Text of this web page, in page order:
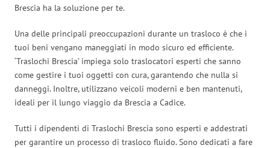
Brescia ha la soluzione per te.
Una delle principali preoccupazioni durante un trasloco è che i
tuoi beni vengano maneggiati in modo sicuro ed efficiente.
‘Traslochi Brescia’ impiega solo traslocatori esperti che sanno
come gestire i tuoi oggetti con cura, garantendo che nulla si
danneggi. Inoltre, utilizzano veicoli moderni e ben mantenuti,
ideali per il lungo viaggio da Brescia a Cadice.
Tutti i dipendenti di Traslochi Brescia sono esperti e addestrati
per garantire un processo di trasloco fluido. Sono dedicati a fare